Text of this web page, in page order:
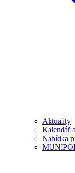
Aktuality
Kalendář
Nabídka